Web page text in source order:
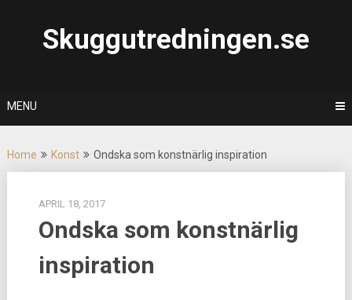
Skuggutredningen.se
MENU
Home Konst Ondska som konstnärlig inspiration
APRIL 18, 2017
Ondska som konstnärlig
inspiration